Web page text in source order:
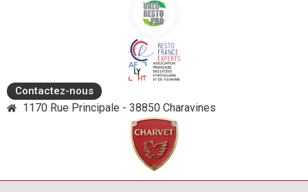
Contactez-nous
1170 Rue Principale - 38850 Charavines